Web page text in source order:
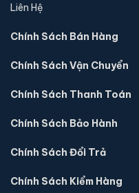
Két sắt mini Liberty
📐 Kích thước:30 x 39 x 32
🛡️ Bảo hành: 24 tháng
Liên Hệ
Chính Sách Bán Hàng
Chính Sách Vận Chuyển
Chính Sách Thanh Toán
Chính Sách Bảo Hành
Chính Sách Đổi Trả
Chính Sách Kiểm Hàng